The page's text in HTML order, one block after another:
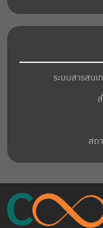
ระบบสารสน
สถ